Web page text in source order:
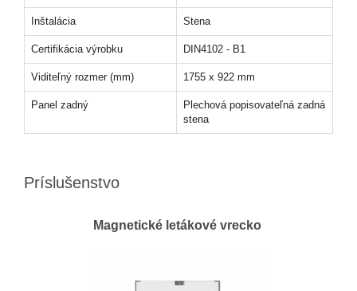
Inštalácia Stena
Certifikácia výrobku DIN4102 - B1
Viditeľný rozmer (mm) 1755 x 922 mm
Panel zadný
Plechová popisovateľná zadná
stena
Príslušenstvo
Magnetické letákové vrecko